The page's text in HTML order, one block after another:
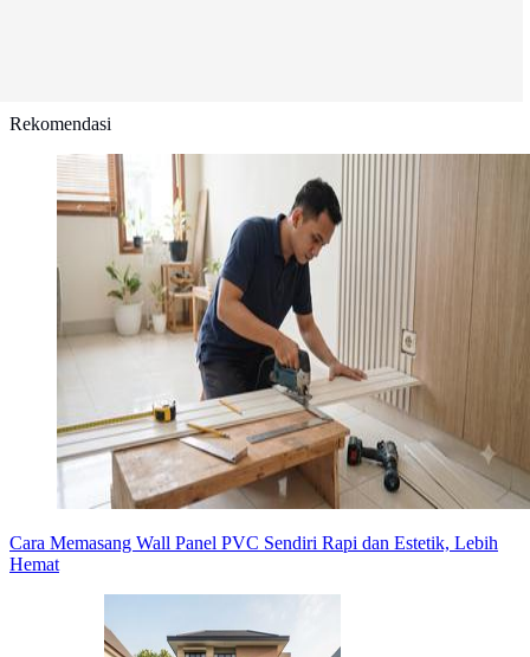
Rekomendasi
Cara Memasang Wall Panel PVC Sendiri Rapi dan Estetik, Lebih
Hemat